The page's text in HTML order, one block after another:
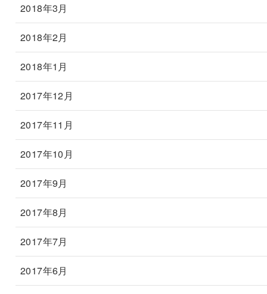
2018年3月
2018年2月
2018年1月
2017年12月
2017年11月
2017年10月
2017年9月
2017年8月
2017年7月
2017年6月